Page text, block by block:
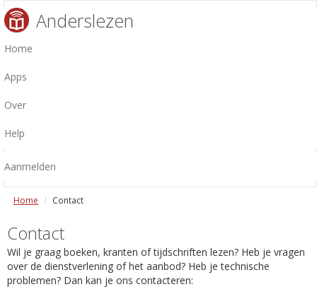
Anderslezen
Home
Apps
Over
Help
Aanmelden
Home Contact
Contact
Wil je graag boeken, kranten of tijdschriften lezen? Heb je vragen
over de dienstverlening of het aanbod? Heb je technische
problemen? Dan kan je ons contacteren: